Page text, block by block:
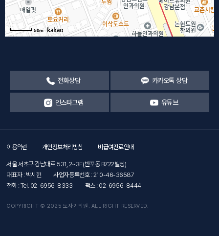
50m
전화상담 카카오톡 상담
인스타그램 유튜브
이용약관 개인정보처리방침 비급여진료안내
서울 서초구 강남대로 531, 2~3F(반포동 B722빌딩)
대표자 : 박시현
사업자등록번호 : 210-46-36587
전화 : Tel. 02-6956-8333
팩스 : 02-6956-8444
COPYRIGHT © 2025 도자기의원. ALL RIGHT RESERVED.